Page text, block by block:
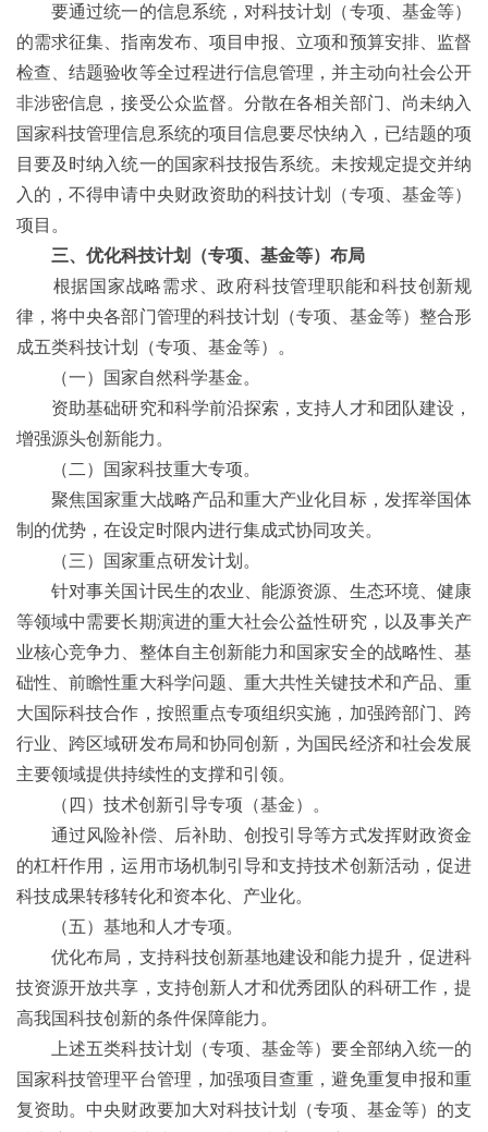
要通过统一的信息系统，对科技计划（专项、基金等）
的需求征集、指南发布、项目申报、立项和预算安排、监督
检查、结题验收等全过程进行信息管理，并主动向社会公开
非涉密信息，接受公众监督。分散在各相关部门、尚未纳入
国家科技管理信息系统的项目信息要尽快纳入，已结题的项
目要及时纳入统一的国家科技报告系统。未按规定提交并纳
入的，不得申请中央财政资助的科技计划（专项、基金等）
项目。
三、优化科技计划（专项、基金等）布局
根据国家战略需求、政府科技管理职能和科技创新规
律，将中央各部门管理的科技计划（专项、基金等）整合形
成五类科技计划（专项、基金等）。
（一）国家自然科学基金。
资助基础研究和科学前沿探索，支持人才和团队建设，
增强源头创新能力。
（二）国家科技重大专项。
聚焦国家重大战略产品和重大产业化目标，发挥举国体
制的优势，在设定时限内进行集成式协同攻关。
（三）国家重点研发计划。
针对事关国计民生的农业、能源资源、生态环境、健康
等领域中需要长期演进的重大社会公益性研究，以及事关产
业核心竞争力、整体自主创新能力和国家安全的战略性、基
础性、前瞻性重大科学问题、重大共性关键技术和产品、重
大国际科技合作，按照重点专项组织实施，加强跨部门、跨
行业、跨区域研发布局和协同创新，为国民经济和社会发展
主要领域提供持续性的支撑和引领。
（四）技术创新引导专项（基金）。
通过风险补偿、后补助、创投引导等方式发挥财政资金
的杠杆作用，运用市场机制引导和支持技术创新活动，促进
科技成果转移转化和资本化、产业化。
（五）基地和人才专项。
优化布局，支持科技创新基地建设和能力提升，促进科
技资源开放共享，支持创新人才和优秀团队的科研工作，提
高我国科技创新的条件保障能力。
上述五类科技计划（专项、基金等）要全部纳入统一的
国家科技管理平台管理，加强项目查重，避免重复申报和重
复资助。中央财政要加大对科技计划（专项、基金等）的支